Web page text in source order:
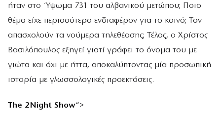
ήταν στο Ύψωμα 731 του αλβανικού μετώπου; Ποιο
θέμα είχε περισσότερο ενδιαφέρον για το κοινό; Τον
απασχολούν τα νούμερα τηλεθέασης; Τέλος, ο Χρίστος
Βασιλόπουλος εξηγεί γιατί γράφει το όνομα του με
γιώτα και όχι με ήττα, αποκαλύπτοντας μία προσωπική
ιστορία με γλωσσολογικές προεκτάσεις.
The 2Night Show“>